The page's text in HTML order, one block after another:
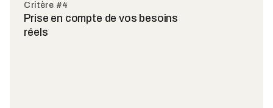
Critère #4
Prise en compte de vos besoins
réels